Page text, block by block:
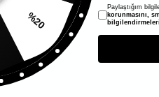
%20 Paylaştığım
korunmasını,
bilgilendirmeleri